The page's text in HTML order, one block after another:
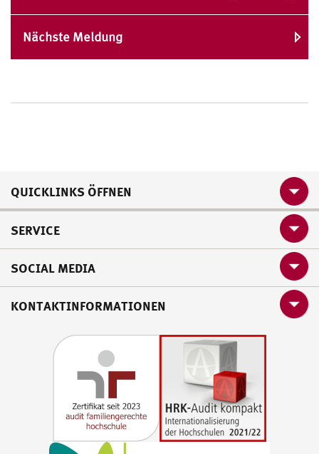
Nächste Meldung
QUICKLINKS ÖFFNEN
SERVICE
SOCIAL MEDIA
KONTAKTINFORMATIONEN